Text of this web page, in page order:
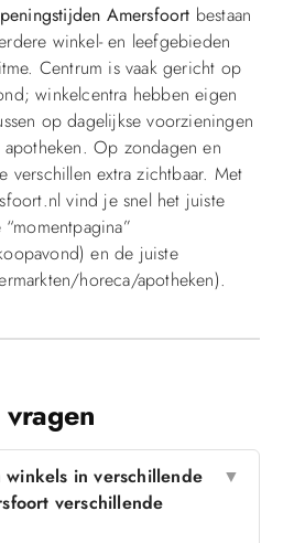
Amersfoort bestaan
winkel- en leefgebieden
Centrum is vaak gericht op
winkelcentra hebben eigen
op dagelijkse voorzieningen
apotheken. Op zondagen en
verschillen extra zichtbaar. Met
vind je snel het juiste
en de juiste
horeca/apotheken).
winkels in verschillende
verschillende
▼